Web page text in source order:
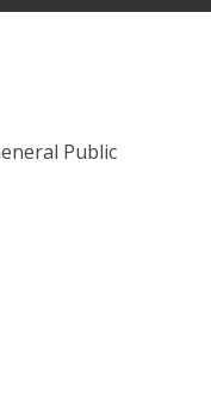
Public